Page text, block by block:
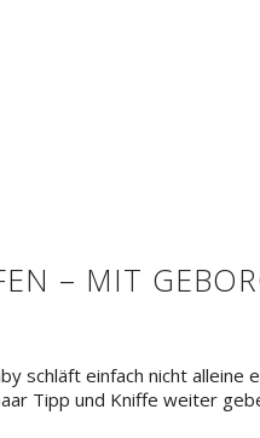
– MIT
schläft einfach nicht
Tipp und Kniffe weiter